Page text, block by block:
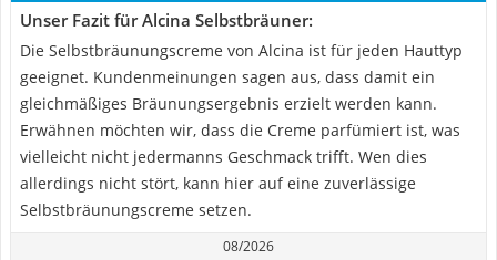
Unser Fazit für Alcina Selbstbräuner:
Die Selbstbräunungscreme von Alcina ist für jeden Hauttyp
geeignet. Kundenmeinungen sagen aus, dass damit ein
gleichmäßiges Bräunungsergebnis erzielt werden kann.
Erwähnen möchten wir, dass die Creme parfümiert ist, was
vielleicht nicht jedermanns Geschmack trifft. Wen dies
allerdings nicht stört, kann hier auf eine zuverlässige
Selbstbräunungscreme setzen.
08/2026